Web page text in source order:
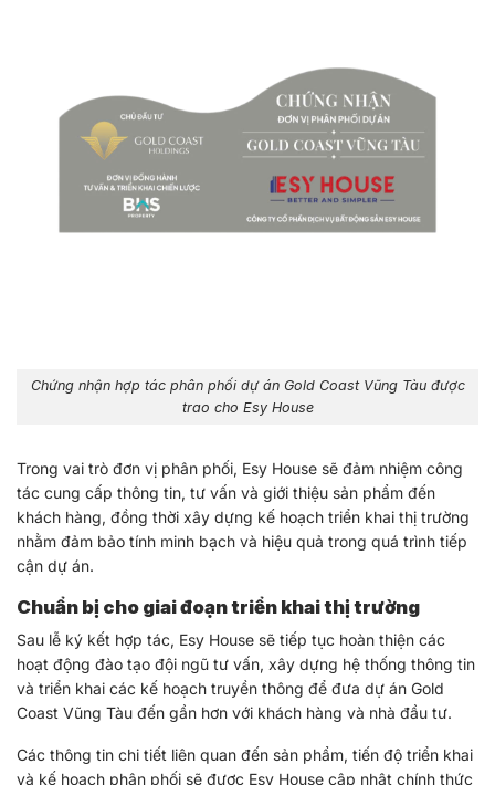
Chứng nhận hợp tác phân phối dự án Gold Coast Vũng Tàu được
trao cho Esy House
Trong vai trò đơn vị phân phối, Esy House sẽ đảm nhiệm công
tác cung cấp thông tin, tư vấn và giới thiệu sản phẩm đến
khách hàng, đồng thời xây dựng kế hoạch triển khai thị trường
nhằm đảm bảo tính minh bạch và hiệu quả trong quá trình tiếp
cận dự án.
Chuẩn bị cho giai đoạn triển khai thị trường
Sau lễ ký kết hợp tác, Esy House sẽ tiếp tục hoàn thiện các
hoạt động đào tạo đội ngũ tư vấn, xây dựng hệ thống thông tin
và triển khai các kế hoạch truyền thông để đưa dự án Gold
Coast Vũng Tàu đến gần hơn với khách hàng và nhà đầu tư.
Các thông tin chi tiết liên quan đến sản phẩm, tiến độ triển khai
và kế hoạch phân phối sẽ được Esy House cập nhật chính thức